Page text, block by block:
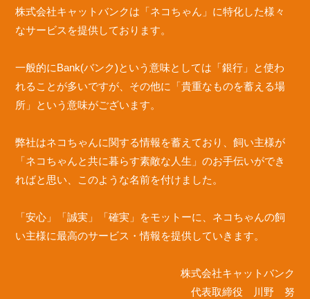
株式会社キャットバンクは「ネコちゃん」に特化した様々
なサービスを提供しております。
一般的にBank(バンク)という意味としては「銀行」と使わ
れることが多いですが、その他に「貴重なものを蓄える場
所」という意味がございます。
弊社はネコちゃんに関する情報を蓄えており、飼い主様が
「ネコちゃんと共に暮らす素敵な人生」のお手伝いができ
ればと思い、このような名前を付けました。
「安心」「誠実」「確実」をモットーに、ネコちゃんの飼
い主様に最高のサービス・情報を提供していきます。
株式会社キャットバンク
代表取締役 川野 努